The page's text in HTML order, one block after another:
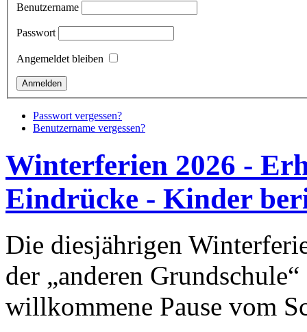
Benutzername
Passwort
Angemeldet bleiben
Passwort vergessen?
Benutzername vergessen?
Winterferien 2026 -
Eindrücke - Kinder
Die diesjährigen
der „anderen
willkommene Pause vom